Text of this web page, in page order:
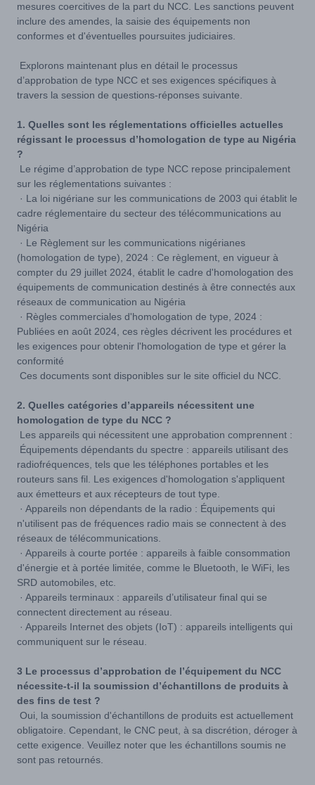
mesures coercitives de la part du NCC. Les sanctions peuvent
inclure des amendes, la saisie des équipements non
conformes et d'éventuelles poursuites judiciaires.
Explorons maintenant plus en détail le processus
d’approbation de type NCC et ses exigences spécifiques à
travers la session de questions-réponses suivante.
1. Quelles sont les réglementations officielles actuelles
régissant le processus d’homologation de type au Nigéria
?
Le régime d’approbation de type NCC repose principalement
sur les réglementations suivantes :
· La loi nigériane sur les communications de 2003 qui établit le
cadre réglementaire du secteur des télécommunications au
Nigéria
· Le Règlement sur les communications nigérianes
(homologation de type), 2024 : Ce règlement, en vigueur à
compter du 29 juillet 2024, établit le cadre d'homologation des
équipements de communication destinés à être connectés aux
réseaux de communication au Nigéria
· Règles commerciales d'homologation de type, 2024 :
Publiées en août 2024, ces règles décrivent les procédures et
les exigences pour obtenir l'homologation de type et gérer la
conformité
Ces documents sont disponibles sur le site officiel du NCC.
2. Quelles catégories d’appareils nécessitent une
homologation de type du NCC ?
Les appareils qui nécessitent une approbation comprennent :
Équipements dépendants du spectre : appareils utilisant des
radiofréquences, tels que les téléphones portables et les
routeurs sans fil. Les exigences d'homologation s'appliquent
aux émetteurs et aux récepteurs de tout type.
· Appareils non dépendants de la radio : Équipements qui
n'utilisent pas de fréquences radio mais se connectent à des
réseaux de télécommunications.
· Appareils à courte portée : appareils à faible consommation
d'énergie et à portée limitée, comme le Bluetooth, le WiFi, les
SRD automobiles, etc.
· Appareils terminaux : appareils d’utilisateur final qui se
connectent directement au réseau.
· Appareils Internet des objets (IoT) : appareils intelligents qui
communiquent sur le réseau.
3 Le processus d’approbation de l’équipement du NCC
nécessite-t-il la soumission d’échantillons de produits à
des fins de test ?
Oui, la soumission d'échantillons de produits est actuellement
obligatoire. Cependant, le CNC peut, à sa discrétion, déroger à
cette exigence. Veuillez noter que les échantillons soumis ne
sont pas retournés.